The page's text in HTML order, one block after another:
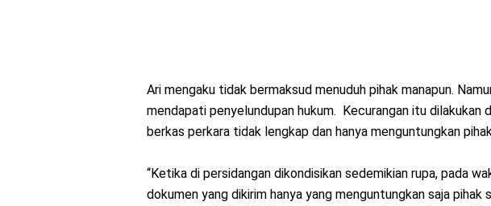
Ari mengaku tidak bermaksud menuduh pihak manapun.
mendapati penyelundupan hukum. Kecurangan itu dilakukan
berkas perkara tidak lengkap dan hanya menguntungkan
“Ketika di persidangan dikondisikan sedemikian rupa, pada
dokumen yang dikirim hanya yang menguntungkan saja pihak